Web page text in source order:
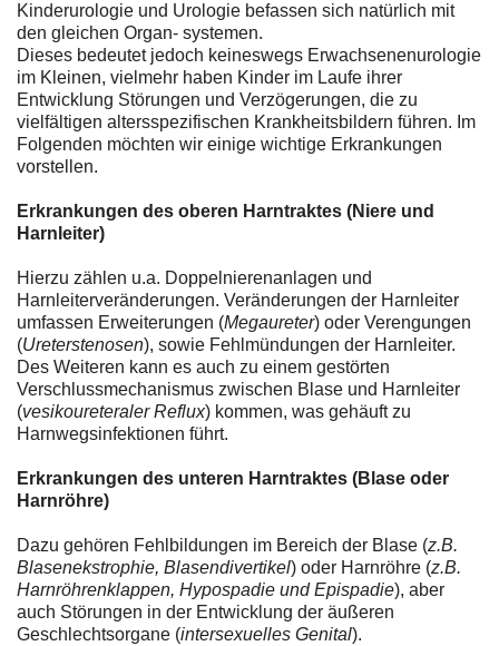
Kinderurologie und Urologie befassen sich natürlich mit
den gleichen Organ- systemen.
Dieses bedeutet jedoch keineswegs Erwachsenenurologie
im Kleinen, vielmehr haben Kinder im Laufe ihrer
Entwicklung Störungen und Verzögerungen, die zu
vielfältigen altersspezifischen Krankheitsbildern führen. Im
Folgenden möchten wir einige wichtige Erkrankungen
vorstellen.
Erkrankungen des oberen Harntraktes (Niere und
Harnleiter)
Hierzu zählen u.a. Doppelnierenanlagen und
Harnleiterveränderungen. Veränderungen der Harnleiter
umfassen Erweiterungen (Megaureter) oder Verengungen
(Ureterstenosen), sowie Fehlmündungen der Harnleiter.
Des Weiteren kann es auch zu einem gestörten
Verschlussmechanismus zwischen Blase und Harnleiter
(vesikoureteraler Reflux) kommen, was gehäuft zu
Harnwegsinfektionen führt.
Erkrankungen des unteren Harntraktes (Blase oder
Harnröhre)
Dazu gehören Fehlbildungen im Bereich der Blase (z.B.
Blasenekstrophie, Blasendivertikel) oder Harnröhre (z.B.
Harnröhrenklappen, Hypospadie und Epispadie), aber
auch Störungen in der Entwicklung der äußeren
Geschlechtsorgane (intersexuelles Genital).